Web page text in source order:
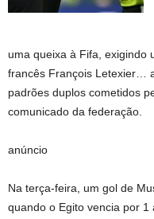
uma queixa à Fifa, exigindo
francês François Letexier…
padrões duplos cometidos
comunicado da federação.
anúncio
Na terça-feira, um gol de
quando o Egito vencia por 1